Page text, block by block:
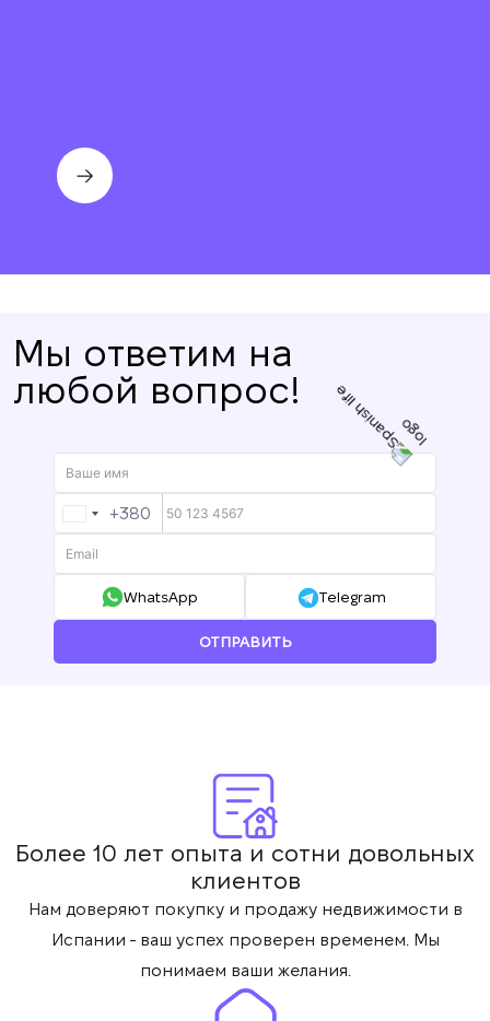
Мы ответим на
любой вопрос!
UKRAINE
+380
+380
WhatsApp Telegram
ОТПРАВИТЬ
Более 10 лет опыта и сотни довольных
клиентов
Нам доверяют покупку и продажу недвижимости в
Испании - ваш успех проверен временем. Мы
понимаем ваши желания.
Спасибо!
Мы получили Ваш
запрос и ответим в
ближайшее время.
Спасибо!
Подписка на обновления успешно
оформлена.
Мы вам перезвоним
Оставьте ваши контактные данные и мы
свяжемся в ближайшее время
UKRAINE
+380
+380